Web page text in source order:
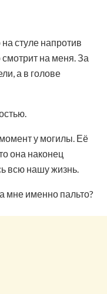
стуле напротив
смотрит на меня. За
а в голове
у могилы. Её
она наконец
всю нашу жизнь.
мне именно пальто?